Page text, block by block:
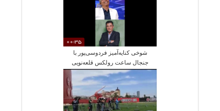
00:35
شوخی کنایه‌آمیز فردوسی‌پور با
جنجال ساعت رولکس قلعه‌نویی